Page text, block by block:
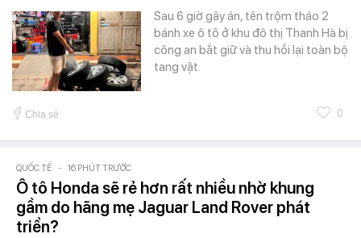
Sau 6 giờ gây án, tên trộm tháo 2
bánh xe ô tô ở khu đô thị Thanh Hà bị
công an bắt giữ và thu hồi lại toàn bộ
tang vật.
Chia sẻ 0
QUỐC TẾ - 16 PHÚT TRƯỚC
Ô tô Honda sẽ rẻ hơn rất nhiều nhờ khung
gầm do hãng mẹ Jaguar Land Rover phát
triển?